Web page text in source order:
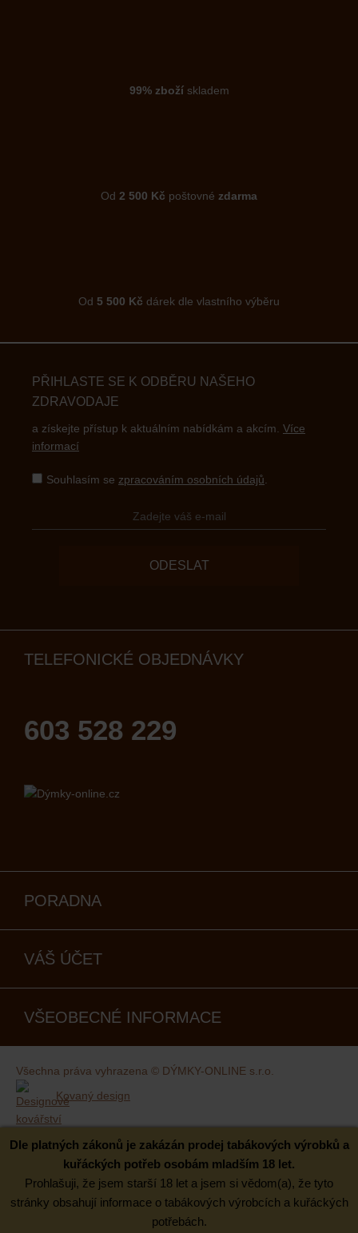
99% zbožískladem
Od 2 500 Kč poštovné zdarma
Od 5 500 Kč dárek dle vlastního výběru
PŘIHLASTE SE K ODBĚRU NAŠEHO
ZDRAVODAJE
a získejte přístup k aktuálním nabídkám a akcím. Více
informací
Souhlasím se zpracováním osobních údajů
ODESLAT
TELEFONICKÉ OBJEDNÁVKY
603 528 229
PORADNA
VÁŠ ÚČET
VŠEOBECNÉ INFORMACE
Všechna práva vyhrazena © DÝMKY-ONLINE s.r.o.
Kovaný design
Dle platných zákonů je zakázán prodej tabákových výrobků a
kuřáckých potřeb osobám mladším 18 let.
Prohlašuji, že jsem starší 18 let a jsem si vědom(a), že tyto
stránky obsahují informace o tabákových výrobcích a kuřáckých
potřebách.